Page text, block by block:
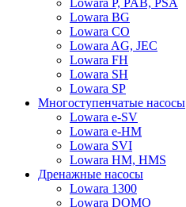
Lowara P, PAB, PSA
Lowara BG
Lowara CO
Lowara AG, JEC
Lowara FH
Lowara SH
Lowara SP
Многоступенчатые насосы
Lowara e-SV
Lowara e-HM
Lowara SVI
Lowara HM, HMS
Дренажные насосы
Lowara 1300
Lowara DOMO